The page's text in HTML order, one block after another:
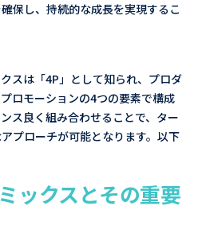
保し、持続的な成長を実現するこ
スは「4P」として知られ、プロダ
ロモーションの4つの要素で構成
ス良く組み合わせることで、ター
プローチが可能となります。以下
ックスとその重要